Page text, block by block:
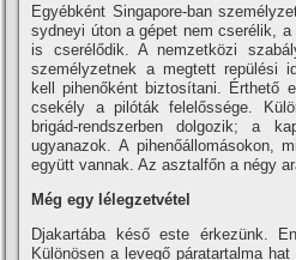
Egyébként Singapore-ban
sydneyi úton a gépet nem cserélik,
is cserélődik. A nemzetközi
személyzetnek a megtett repülési
kell pihenőként biztosí­tani. Érthető
csekély a pilóták felelőssége.
brigád-rendszerben dolgozik; a
ugyanazok. A pihenőállomásokon,
együtt vannak. Az asztalfőn a négy
Még egy lélegzetvétel
Djakartába késő este érkezünk.
Különösen a levegő páratartalma